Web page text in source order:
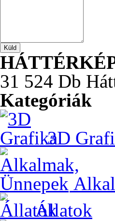
31 524 Db
Kategóriák
3D
Állatok